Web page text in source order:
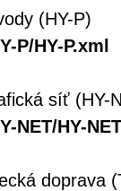
(HY-P)
P/HY-P.xml
síť (HY-
NET/HY-
doprava